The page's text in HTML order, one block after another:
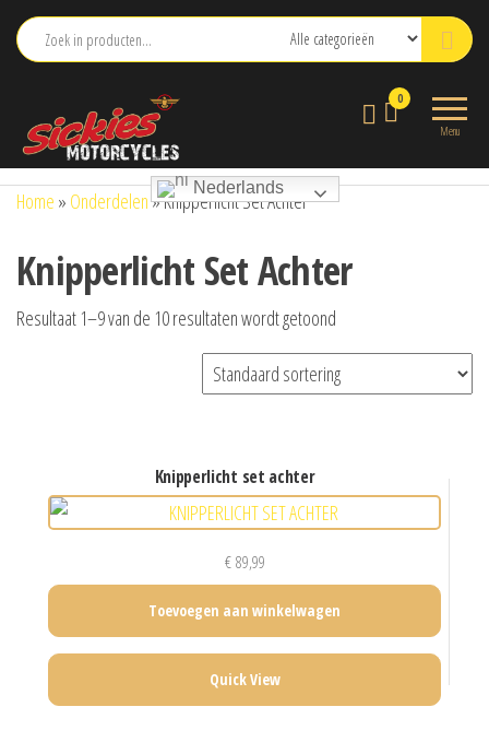
naar
Menu
0
Nederlands
Home » Onderdelen»Knipperlicht Set Achter
Knipperlicht Set Achter
Resultaat 1–9 van de 10 resultaten wordt getoond
knipperlicht set achter
€89,99
Toevoegen aan winkelwagen
Quick View